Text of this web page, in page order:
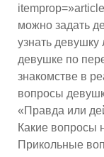
можно задать
узнать
девушке по
знакомстве в
вопросы
«Правда или
Какие вопросы
Прикольные